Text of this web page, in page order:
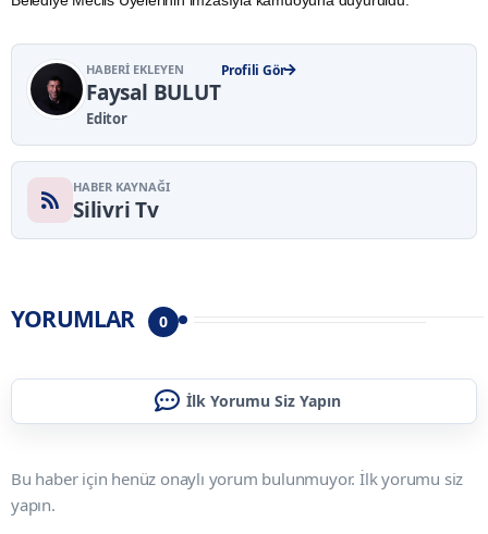
HABERI EKLEYEN
Faysal BULUT
Editor
Profili Gör
HABER KAYNAĞI
Silivri Tv
YORUMLAR 0
İlk Yorumu Siz Yapın
Bu haber için henüz onaylı yorum bulunmuyor. İlk yorumu siz
yapın.